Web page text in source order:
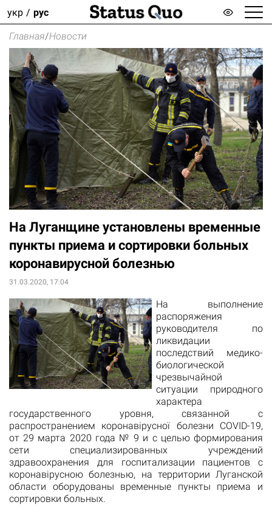
укр рус
Главная/Новости
На Луганщине установлены временные
пункты приема и сортировки больных
коронавирусной болезнью
31.03.2020, 17:04
На выполнение
распоряжения
руководителя по
ликвидации
последствий медико-
биологической
чрезвычайной
ситуации природного
характера
государственного уровня, связанной с
распространением коронавірусної болезни COVID-19,
от 29 марта 2020 года № 9 и с целью формирования
сети специализированных учреждений
здравоохранения для госпитализации пациентов с
коронавірусною болезнью, на территории Луганской
области оборудованы временные пункты приема и
сортировки больных.